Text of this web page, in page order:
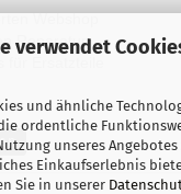
verwendet
und ähnliche
ordentliche
unseres
Einkaufserlebnis
Sie in unserer
Webshop
Reparatur
Ersatzteile